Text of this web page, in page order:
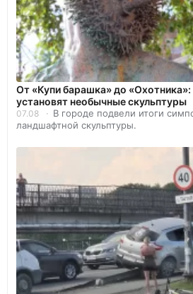
От «Купи барашка» до
установят необычные скульптуры
07.08
В городе подвели итоги
ландшафтной скульптуры.